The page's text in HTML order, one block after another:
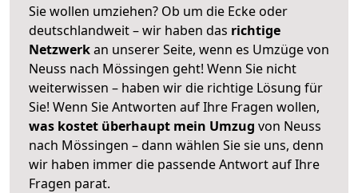
Sie wollen umziehen? Ob um die Ecke oder
deutschlandweit – wir haben das richtige
Netzwerkan unserer Seite, wenn es Umzüge von
Neuss nach Mössingen geht! Wenn Sie nicht
weiterwissen – haben wir die richtige Lösung für
Sie! Wenn Sie Antworten auf Ihre Fragen wollen,
was kostet überhaupt mein Umzug von Neuss
nach Mössingen – dann wählen Sie sie uns, denn
wir haben immer die passende Antwort auf Ihre
Fragen parat.